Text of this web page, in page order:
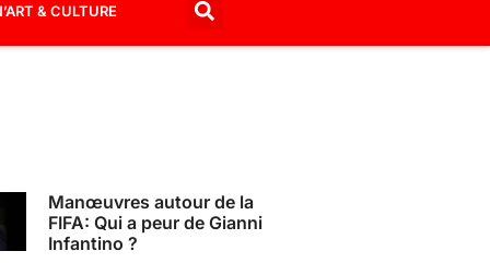
& CULTURE
Manœuvres autour de la
FIFA: Qui a peur de Gianni
Infantino ?